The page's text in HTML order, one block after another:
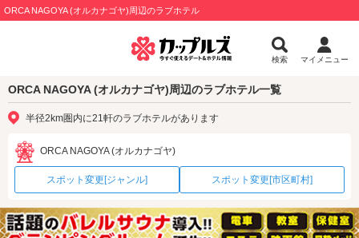
ORCA NAGOYA (オルカナゴヤ)周辺のラブホテル
検索 マイメニュー
ORCA NAGOYA (オルカナゴヤ)周辺のラブホテル一覧
半径2km圏内に21軒のラブホテルがあります
ORCA NAGOYA (オルカナゴヤ)
スポット変更[ジャンル] スポット変更[市区町村]